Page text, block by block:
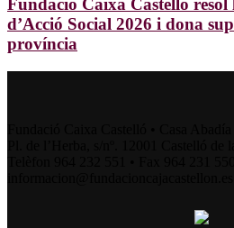
Fundació Caixa Castelló
d’Acció Social 2026 i dona
província